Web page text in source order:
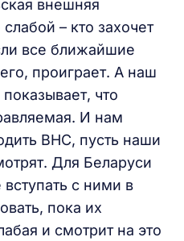
внешняя
– кто захочет
все ближайшие
проиграет. А наш
что
И нам
ВНС, пусть наши
Для Беларуси
с ними в
пока их
и смотрит на это